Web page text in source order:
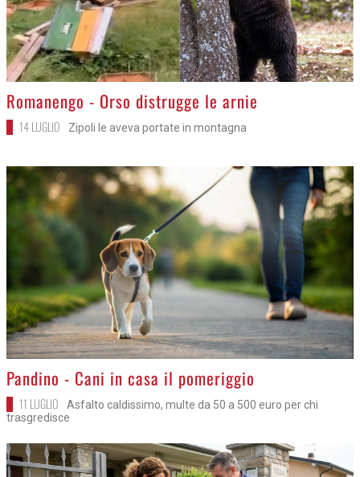
>
Romanengo - Orso distrugge le arnie
14 LUGLIO Zipoli le aveva portate in montagna
>
Pandino - Cani in casa il pomeriggio
11 LUGLIO
Asfalto caldissimo, multe da 50 a 500 euro per chi
trasgredisce